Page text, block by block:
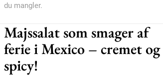
du mangler.
Majssalat som smager af
ferie i Mexico – cremet og
spicy!